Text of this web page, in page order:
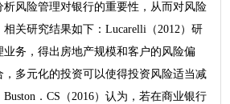
析风险管理对银行的重要性，从而对风险
关研究结果如下：Lucarelli（2012）研
务，得出房地产规模和客户的风险偏
多元化的投资可以使得投资风险适当减
．CS（2016）认为，若在商业银行